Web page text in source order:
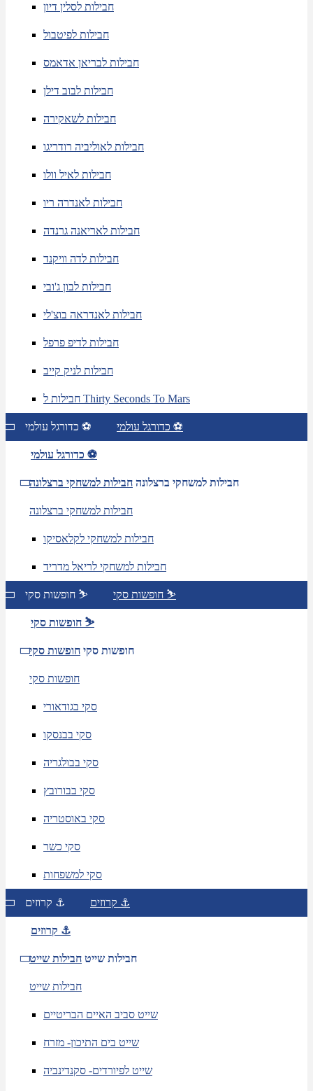
חבילות לסלין דיון
חבילות לפיטבול
חבילות לבריאן אדאמס
חבילות לבוב דילן
חבילות לשאקירה
חבילות לאוליביה רודריגו
חבילות לאיל וולו
חבילות לאנדרה ריו
חבילות לאריאנה גרנדה
חבילות לדה וויקנד
חבילות לבון ג'ובי
חבילות לאנדראה בוצ'לי
חבילות לדיפ פרפל
חבילות לניק קייב
חבילות ל Thirty Seconds To Mars
כדורגל עולמי ⚽ כדורגל עולמי ⚽
כדורגל עולמי ⚽
חבילות למשחקי ברצלונה חבילות למשחקי ברצלונה
חבילות למשחקי ברצלונה
חבילות למשחקי לקלאסיקו
חבילות למשחקי לריאל מדריד
חופשות סקי ⛷️ חופשות סקי ⛷️
חופשות סקי ⛷️
חופשות סקי חופשות סקי
חופשות סקי
סקי בגודאורי
סקי בבנסקו
סקי בבולגריה
סקי בבורובץ
סקי באוסטריה
סקי כשר
סקי למשפחות
קרוזים ⚓ קרוזים ⚓
קרוזים ⚓
חבילות שייט חבילות שייט
חבילות שייט
שייט סביב האיים הבריטיים
שייט בים התיכון- מזרח
שייט לפיורדים- סקנדינביה